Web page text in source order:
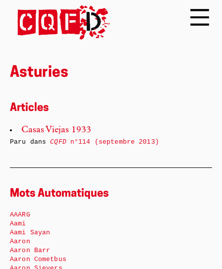
Asturies
Articles
Casas Viejas 1933
Paru dansCQFDn°114 (septembre 2013)
Mots Automatiques
AAARG
Aami
Aami Sayan
Aaron
Aaron Barr
Aaron Cometbus